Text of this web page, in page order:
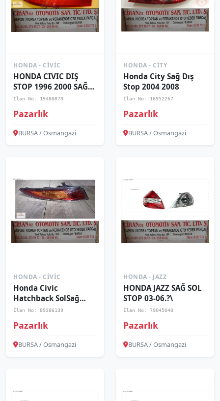
HONDA - CIVIC
HONDA CIVIC DIŞ
STOP 1996 2000 SAĞ
SOL
İlan No: 19480873
Pazarlık
BURSA / Osmangazi
HONDA - CITY
Honda City Sağ Dış
Stop 2004 2008
İlan No: 16952267
Pazarlık
BURSA / Osmangazi
HONDA - CIVIC
Honda Civic
Hatchback SolSağ
Stop 2006 2010 -Adet
İlan No: 89386139
Pazarlık
BURSA / Osmangazi
HONDA - JAZZ
HONDA JAZZ SAĞ SOL
STOP 03-06.?\
İlan No: 79045040
Pazarlık
BURSA / Osmangazi